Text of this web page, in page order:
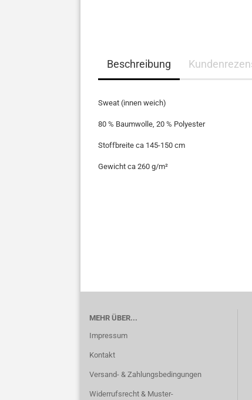
Beschreibung
Sweat (innen weich)
80 % Baumwolle, 20 % Polyester
Stoffbreite ca 145-150 cm
Gewicht ca 260 g/m²
MEHR ÜBER...
Impressum
Kontakt
Versand- & Zahlungsbedingungen
Widerrufsrecht & Muster-